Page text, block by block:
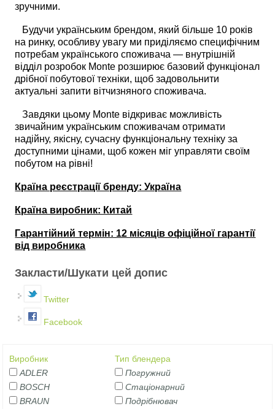
зручними.
Будучи українським брендом, який більше 10 років
на ринку, особливу увагу ми приділяємо специфічним
потребам українського споживача — внутрішній
відділ розробок Monte розширює базовий функціонал
дрібної побутової техніки, щоб задовольнити
актуальні запити вітчизняного споживача.
Завдяки цьому Monte відкриває можливість
звичайним українським споживачам отримати
надійну, якісну, сучасну функціональну техніку за
доступними цінами, щоб кожен міг управляти своїм
побутом на рівні!
Країна реєстрації бренду: Україна
Країна виробник: Китай
Гарантійний термін: 12 місяців офіційної гарантії
від виробника
Закласти/Шукати цей допис
Twitter
Facebook
Виробник
ADLER
BOSCH
BRAUN
Тип блендера
Погружний
Стаціонарний
Подрібнювач